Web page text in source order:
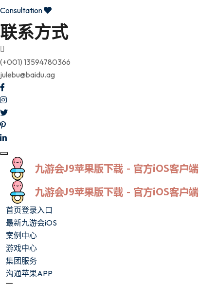
Consultation
联系方式
(+001) 13594780366
julebu@baidu.ag
首页登录入口
最新九游会iOS
案例中心
游戏中心
集团服务
沟通苹果APP